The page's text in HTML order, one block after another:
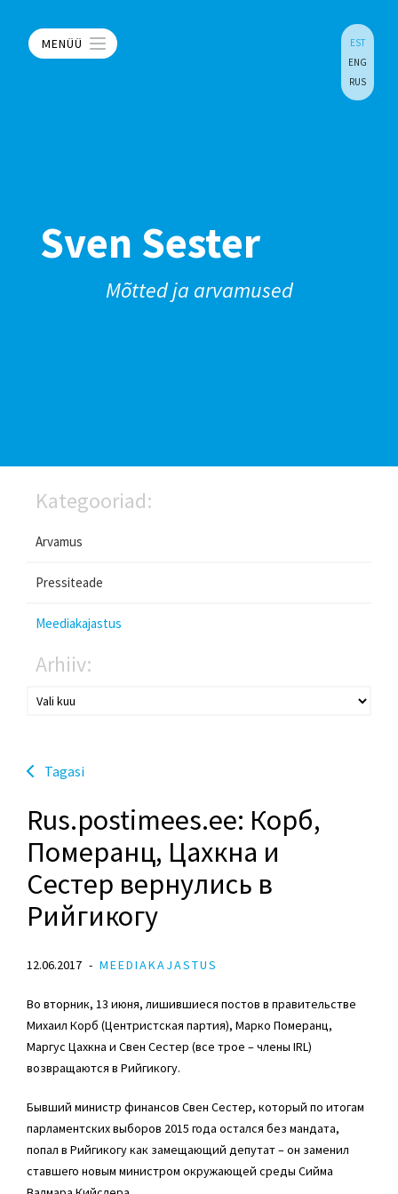
MENÜÜ
EST
ENG
RUS
Sven Sester
Mõtted ja arvamused
Kategooriad:
Arvamus
Pressiteade
Meediakajastus
Arhiiv:
Tagasi
Rus.postimees.ee: Корб,
Померанц, Цахкна и
Сестер вернулись в
Рийгикогу
12.06.2017 MEEDIAKAJASTUS
Во вторник, 13 июня, лишившиеся постов в правительстве
Михаил Корб (Центристская партия), Марко Померанц,
Маргус Цахкна и Свен Сестер (все трое – члены IRL)
возвращаются в Рийгикогу.
Бывший министр финансов Свен Сестер, который по итогам
парламентских выборов 2015 года остался без мандата,
попал в Рийгикогу как замещающий депутат – он заменил
ставшего новым министром окружающей среды Сийма